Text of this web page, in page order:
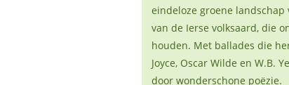
eindeloze groene
van de Ierse volksaard, die
houden. Met ballades die
Joyce, Oscar Wilde en W.B.
door wonderschone poëzie.